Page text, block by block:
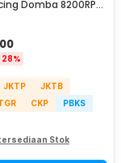
Domba 8200RPM
28%
JKTP
JKTB
CKP
PBKS
Stok